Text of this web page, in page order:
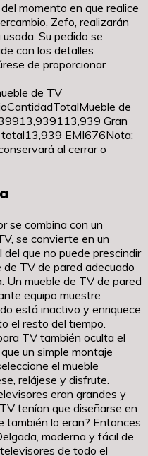
momento en que realice
Zefo, realizarán
Su pedido se
con los detalles
de proporcionar
de TV
de
Gran
EMI₹676Nota:
al cerrar o
se combina con un
se convierte en un
que no puede prescindir
de TV de pared adecuado
Un mueble de TV de pared
equipo muestre
está inactivo y enriquece
el resto del tiempo.
TV también oculta el
un simple montaje
el mueble
relájese y disfrute.
eran grandes y
tenían que diseñarse en
también lo eran? Entonces
moderna y fácil de
de todo el